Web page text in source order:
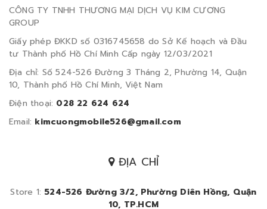
CÔNG TY TNHH THƯƠNG MẠI DỊCH VỤ KIM CƯƠNG
GROUP
Giấy phép ĐKKD số 0316745658 do Sở Kế hoạch và Đầu
tư Thành phố Hồ Chí Minh Cấp ngày 12/03/2021
Địa chỉ: Số 524-526 Đường 3 Tháng 2, Phường 14, Quận
10, Thành phố Hồ Chí Minh, Việt Nam
Điện thoại: 028 22 624 624
Email: kimcuongmobile526@gmail.com
ĐỊA CHỈ
Store 1: 524-526 Đường 3/2, Phường Diên Hồng, Quận
10, TP.HCM